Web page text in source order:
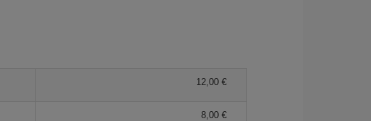
12,00 €
8,00 €